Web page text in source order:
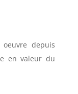
depuis
en valeur du